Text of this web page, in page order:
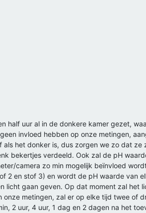
half uur al in de donkere kamer gezet,
invloed hebben op onze metingen,
het donker is, dus zorgen we zo dat
bekertjes verdeeld. Ook zal de pH
camera zo min mogelijk beïnvloed
2 en stof 3) en wordt de pH waarde van
gaan geven. Op dat moment zal het
metingen, zal er op elke tijd twee of
2 uur, 4 uur, 1 dag en 2 dagen na het